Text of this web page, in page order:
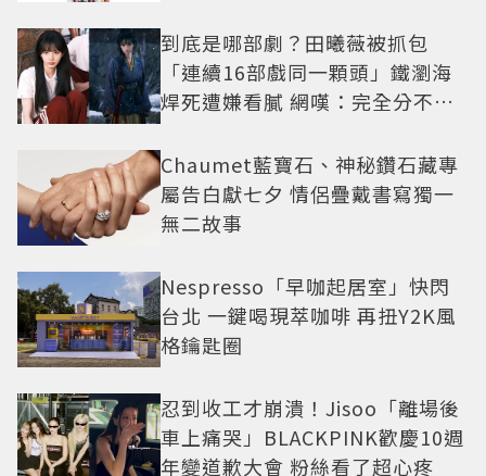
到底是哪部劇？田曦薇被抓包
「連續16部戲同一顆頭」鐵瀏海
焊死遭嫌看膩 網嘆：完全分不出
Chaumet藍寶石、神秘鑽石藏專
屬告白獻七夕 情侶疊戴書寫獨一
無二故事
Nespresso「早咖起居室」快閃
台北 一鍵喝現萃咖啡 再扭Y2K風
格鑰匙圈
忍到收工才崩潰！Jisoo「離場後
車上痛哭」BLACKPINK歡慶10週
年變道歉大會 粉絲看了超心疼